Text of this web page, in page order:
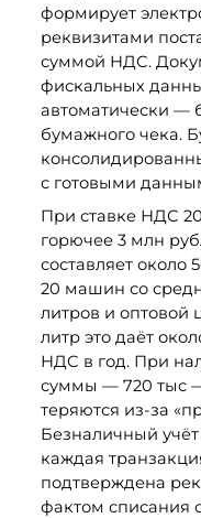
формирует
реквизитами
суммой НДС.
фискальных
автоматически —
бумажного чека.
с готовыми
При ставке НДС
горючее 3 млн
составляет около
20 машин со
литров и оптовой
литр это даёт
НДС в год. При
суммы — 720 тыс
теряются из-за
Безналичный
каждая
подтверждена
фактом списания